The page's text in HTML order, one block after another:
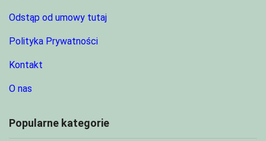
Odstąp od umowy tutaj
Polityka Prywatności
Kontakt
O nas
Popularne kategorie